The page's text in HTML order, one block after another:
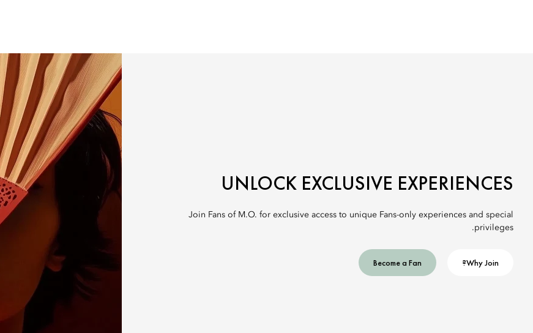
UNLOCK EXCLUSIVE EXPERIENCES
Join Fans of M.O. for exclusive access to unique Fans-only experiences and special
privileges.
Why Join?
Become a Fan